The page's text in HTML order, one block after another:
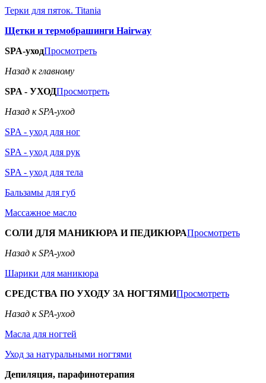
Терки для пяток. Titania
Щетки и термобрашинги Hairway
SPA-уходПросмотреть
Назад к главному
SPA - УХОДПросмотреть
Назад к SPA-уход
SPA - уход для ног
SPA - уход для рук
SPA - уход для тела
Бальзамы для губ
Массажное масло
СОЛИ ДЛЯ МАНИКЮРА И ПЕДИКЮРАПросмотреть
Назад к SPA-уход
Шарики для маникюра
СРЕДСТВА ПО УХОДУ ЗА НОГТЯМИПросмотреть
Назад к SPA-уход
Масла для ногтей
Уход за натуральными ногтями
Депиляция, парафинотерапия